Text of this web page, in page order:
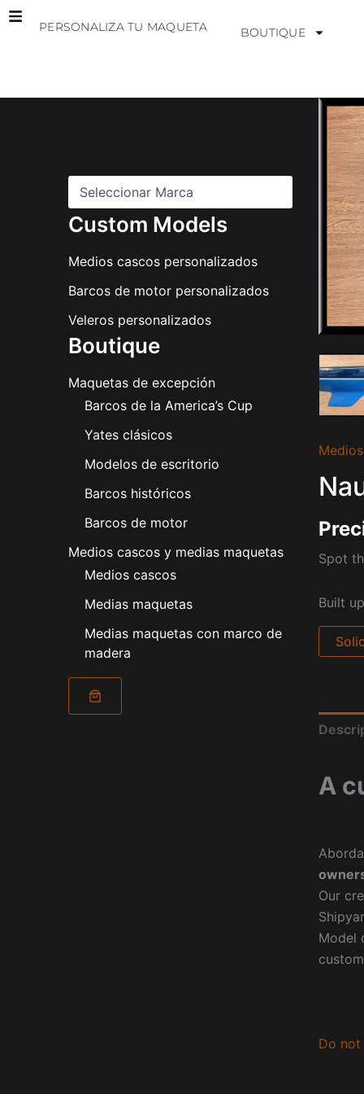
PERSONALIZA TU MAQUETA BOUTIQUE
Custom Models
Medios cascos personalizados
Barcos de motor personalizados
Veleros personalizados
Boutique
Maquetas de excepción
Barcos de la America’s Cup
Yates clásicos
Modelos de escritorio
Barcos históricos
Barcos de motor
Medios cascos y medias maquetas
Medios cascos
Medias maquetas
Medias maquetas con marco de
madera
Spot
Built
A
Our
Model
Do